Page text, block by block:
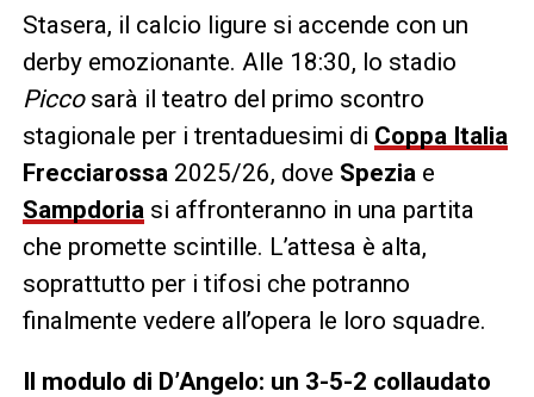
Stasera, il calcio ligure si accende con un
derby emozionante. Alle 18:30, lo stadio
Piccosarà il teatro del primo scontro
stagionale per i trentaduesimi di Coppa Italia
Frecciarossa2025/26, dove Speziae
Sampdoriasi affronteranno in una partita
che promette scintille. L’attesa è alta,
soprattutto per i tifosi che potranno
finalmente vedere all’opera le loro squadre.
Il modulo di D’Angelo: un 3-5-2 collaudato